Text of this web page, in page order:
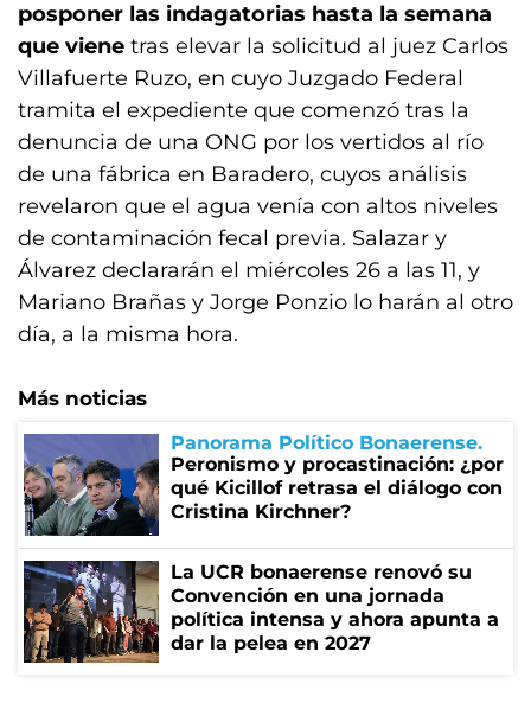
posponer las indagatorias hasta la semana
que viene tras elevar la solicitud al juez Carlos
Villafuerte Ruzo, en cuyo Juzgado Federal
tramita el expediente que comenzó tras la
denuncia de una ONG por los vertidos al río
de una fábrica en Baradero, cuyos análisis
revelaron que el agua venía con altos niveles
de contaminación fecal previa. Salazar y
Álvarez declararán el miércoles 26 a las 11, y
Mariano Brañas y Jorge Ponzio lo harán al otro
día, a la misma hora.
Más noticias
Panorama Político Bonaerense
Peronismo y procastinación: ¿por
qué Kicillof retrasa el diálogo con
Cristina Kirchner?
La UCR bonaerense renovó su
Convención en una jornada
política intensa y ahora apunta a
dar la pelea en 2027